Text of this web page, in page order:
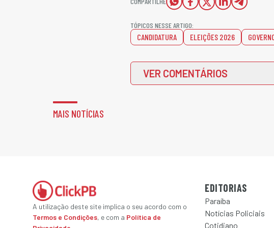
TÓPICOS NESSE ARTIGO:
CANDIDATURA ELEIÇÕES 2026
VER COMENTÁRIOS
MAIS NOTÍCIAS
A utilização deste site implica o seu acordo com o
Termos e Condições, e com a Política de
EDITORIAS
Paraíba
Notícias Policiais
Cotidiano